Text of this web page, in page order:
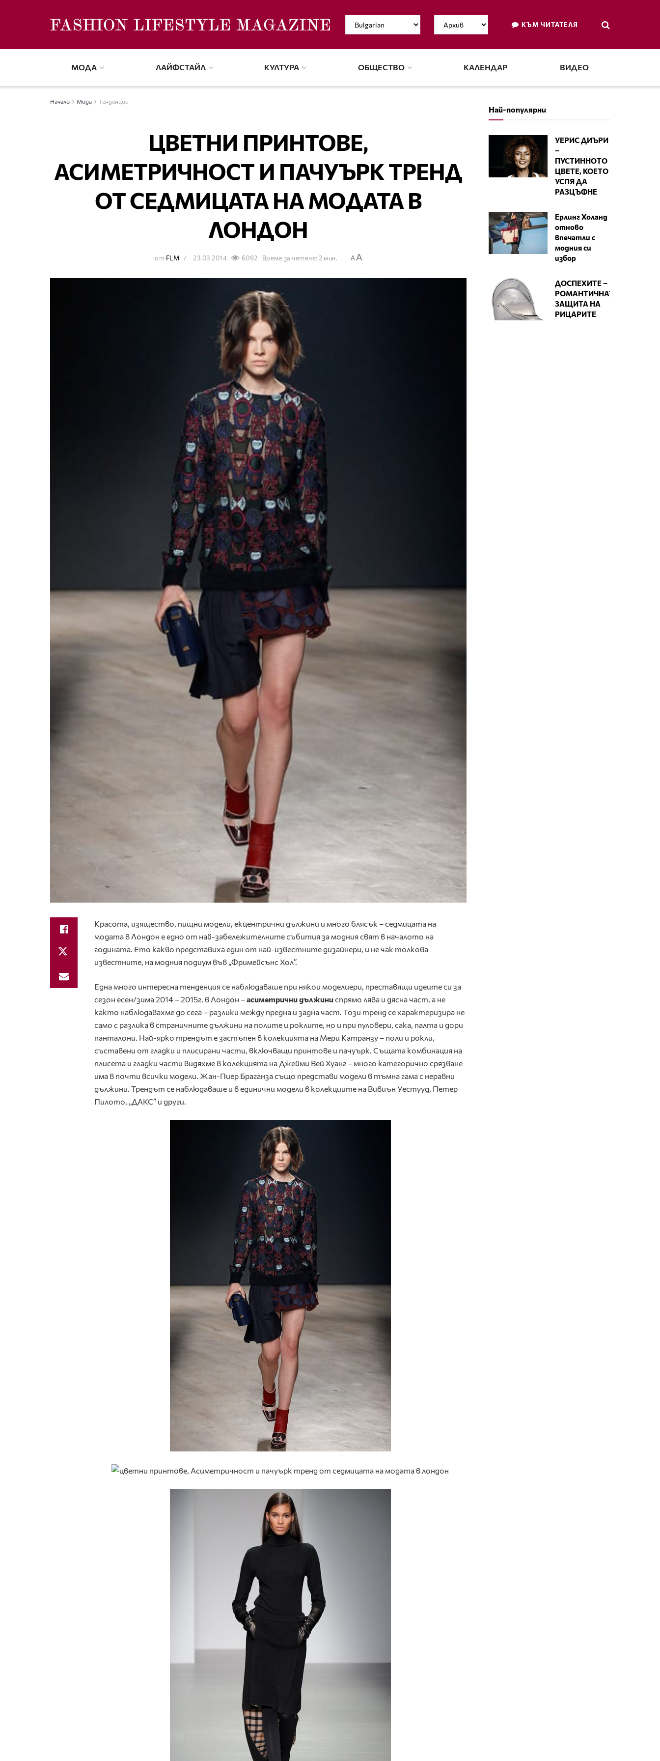
КЪМ ЧИТАТЕЛЯ
МОДА ЛАЙФСТАЙЛ КУЛТУРА ОБЩЕСТВО КАЛЕНДАР ВИДЕО
Начало Мода Тенденции
ЦВЕТНИ ПРИНТОВЕ,
АСИМЕТРИЧНОСТ И ПАЧУЪРК ТРЕНД
ОТ СЕДМИЦАТА НА МОДАТА В
ЛОНДОН
от FLM 23.03.2014 6092 Време за четене: 2 мин. AA
Красота, изящество, пищни модели, екцентрични дължини и много блясък – седмицата на
модата в Лондон е едно от най-забележителните събития за модния свят в началото на
годината. Ето какво представиха един от най-известните дизайнери, и не чак толкова
известните, на модния подиум във „Фримейсънс Хол”.
Една много интересна тенденция се наблюдаваше при някои моделиери, преставящи идеите си за
сезон есен/зима 2014 – 2015г. в Лондон –асиметрични дължиниспрямо лява и дясна част, а не
както наблюдавахме до сега – разлики между предна и задна част. Този тренд се характеризира не
само с разлика в страничните дължини на полите и роклите, но и при пуловери, сака, палта и дори
панталони. Най-ярко трендът е застъпен в колекцията на Мери Катранзу – поли и рокли,
съставени от гладки и плисирани части, включващи принтове и пачуърк. Същата комбинация на
плисета и гладки части видяхме в колекцията на Джейми Вей Хуанг – много категорично срязване
има в почти всички модели. Жан-Пиер Браганза също представи модели в тъмна гама с неравни
дължини. Трендът се наблюдаваше и в единични модели в колекциите на Вивиън Уестууд, Петер
Пилото, „ДАКС” и други.
Най-популярни
УЕРИС ДИЪРИ
–
ПУСТИННОТО
ЦВЕТЕ, КОЕТО
УСПЯ ДА
РАЗЦЪФНЕ
Ерлинг Холанд
отново
впечатли с
модния си
избор
ДОСПЕХИТЕ –
РОМАНТИЧНАТА
ЗАЩИТА НА
РИЦАРИТЕ